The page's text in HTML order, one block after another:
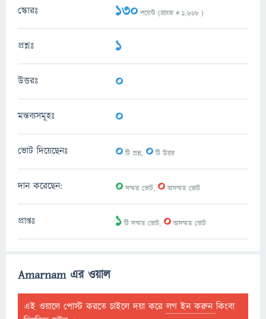
স্কোরঃ 130 পয়েন্ট (র‌্যাংক # 1,668 )
প্রশ্নঃ 1
উত্তরঃ 0
মন্তব্যসমূহঃ 0
ভোট দিয়েছেনঃ 0টি প্রশ্ন, 0টি উত্তর
দান করেছেন: 0সম্মত ভোট, 0অসম্মত ভোট
প্রাপ্তঃ 1টি সম্মত ভোট, 0অসম্মত ভোট
Amarnam এর ওয়াল
এই ওয়ালে পোস্ট করতে চাইলে দয়া করেলগ ইন করুনকিংবা